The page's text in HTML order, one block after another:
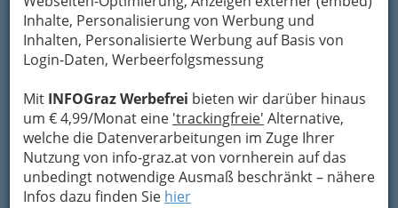
Inhalte, Personalisierung von Werbung und
Inhalten, Personalisierte Werbung auf Basis von
Login-Daten, Werbeerfolgsmessung
Mit INFOGraz Werbefrei bieten wir darüber hinaus
um € 4,99/Monat eine 'trackingfreie' Alternative,
welche die Datenverarbeitungen im Zuge Ihrer
Nutzung von info-graz.at von vornherein auf das
unbedingt notwendige Ausmaß beschränkt – nähere
Infos dazu finden Sie hier
Meine Email Adresse
Meine Nachricht